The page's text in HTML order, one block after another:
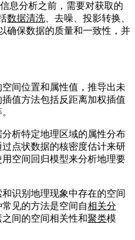
息分析之前，需要对获取的
数据清洗 、去噪、投影转换、
确保数据的质量和一致性，并
间位置和属性值，推导出未
值方法包括反距离加权插值
析特定地理区域的属性分布
点状数据的核密度估计来研
空间回归模型来分析地理要
识别地理现象中存在的空间
见的方法是空间自相关分
之间的空间相关性和聚类模